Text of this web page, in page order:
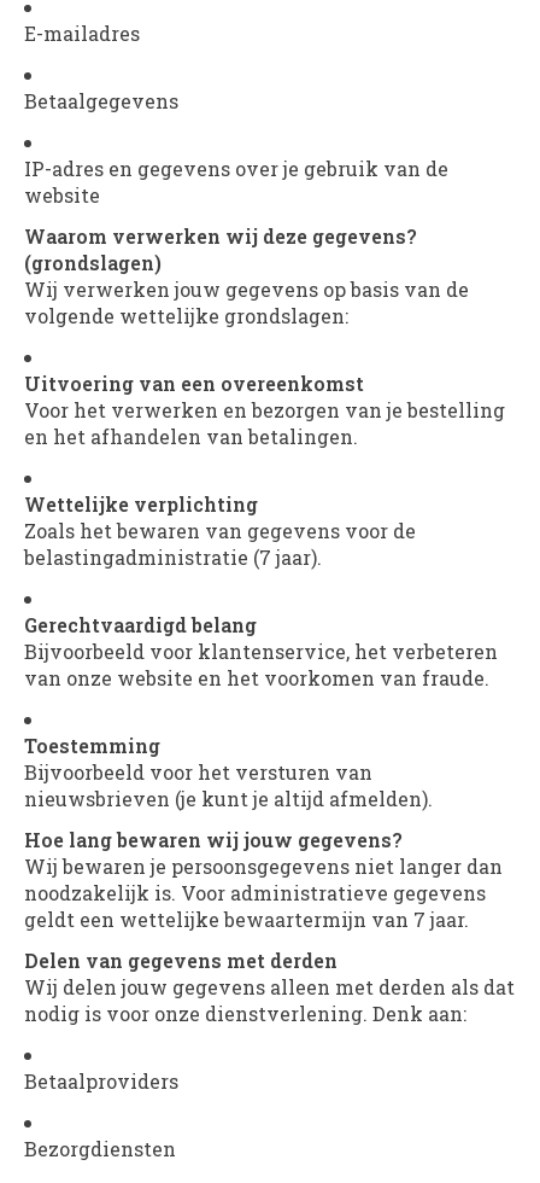
E-mailadres
Betaalgegevens
IP-adres en gegevens over je gebruik van de
website
Waarom verwerken wij deze gegevens?
(grondslagen)
Wij verwerken jouw gegevens op basis van de
volgende wettelijke grondslagen:
Uitvoering van een overeenkomst
Voor het verwerken en bezorgen van je bestelling
en het afhandelen van betalingen.
Wettelijke verplichting
Zoals het bewaren van gegevens voor de
belastingadministratie (7 jaar).
Gerechtvaardigd belang
Bijvoorbeeld voor klantenservice, het verbeteren
van onze website en het voorkomen van fraude.
Toestemming
Bijvoorbeeld voor het versturen van
nieuwsbrieven (je kunt je altijd afmelden).
Hoe lang bewaren wij jouw gegevens?
Wij bewaren je persoonsgegevens niet langer dan
noodzakelijk is. Voor administratieve gegevens
geldt een wettelijke bewaartermijn van 7 jaar.
Delen van gegevens met derden
Wij delen jouw gegevens alleen met derden als dat
nodig is voor onze dienstverlening. Denk aan:
Betaalproviders
Bezorgdiensten